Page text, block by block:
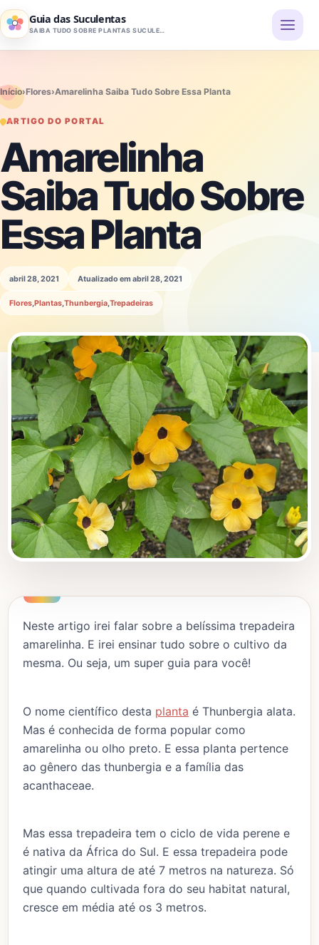
Pular para o conteúdo
Guia das Suculentas
SAIBA TUDO SOBRE PLANTAS SUCULENTAS
Início›Flores›Amarelinha Saiba Tudo Sobre Essa Planta
ARTIGO DO PORTAL
Amarelinha
Saiba Tudo Sobre
Essa Planta
abril 28, 2021 Atualizado em abril 28, 2021
Flores Plantas Thunbergia Trepadeiras
Neste artigo irei falar sobre a belíssima trepadeira
amarelinha. E irei ensinar tudo sobre o cultivo da
mesma. Ou seja, um super guia para você!
O nome científico desta planta é Thunbergia alata.
Mas é conhecida de forma popular como
amarelinha ou olho preto. E essa planta pertence
ao gênero das thunbergia e a família das
acanthaceae.
Mas essa trepadeira tem o ciclo de vida perene e
é nativa da África do Sul. E essa trepadeira pode
atingir uma altura de até 7 metros na natureza. Só
que quando cultivada fora do seu habitat natural,
cresce em média até os 3 metros.